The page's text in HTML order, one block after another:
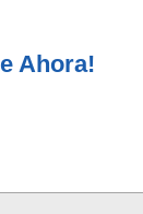
Ahora!